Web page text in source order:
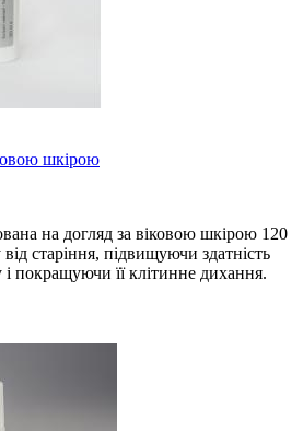
шкірою
на догляд за віковою шкірою 120
старіння, підвищуючи здатність
покращуючи її клітинне дихання.